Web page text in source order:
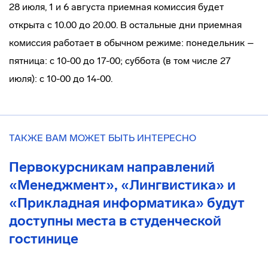
28 июля, 1 и 6 августа приемная комиссия будет
открыта с 10.00 до 20.00. В остальные дни приемная
комиссия работает в обычном режиме: понедельник –
пятница: c 10-00 до 17-00; суббота (в том числе 27
июля): с 10-00 до 14-00.
ТАКЖЕ ВАМ МОЖЕТ БЫТЬ ИНТЕРЕСНО
Первокурсникам направлений
«Менеджмент», «Лингвистика» и
«Прикладная информатика» будут
доступны места в студенческой
гостинице